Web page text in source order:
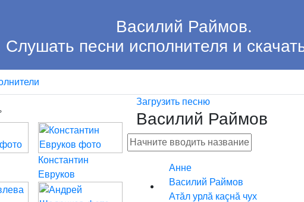
Василий Раймов.
Слушать песни исполнителя и
Константин
Евруков
Загрузить песню
Василий Раймов
Анне
Василий Раймов
Атăл урлă каçнă чух